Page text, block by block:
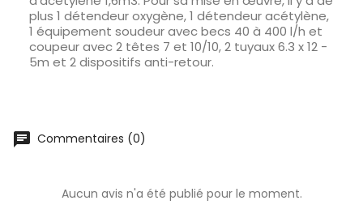
plus 1 détendeur oxygène, 1 détendeur acétylène,
1 équipement soudeur avec becs 40 à 400 l/h et
coupeur avec 2 têtes 7 et 10/10, 2 tuyaux 6.3 x 12 -
5m et 2 dispositifs anti-retour.
chat Commentaires (0)
Aucun avis n'a été publié pour le moment.